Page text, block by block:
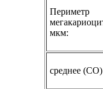
Периметр
мкм:
среднее (СО)